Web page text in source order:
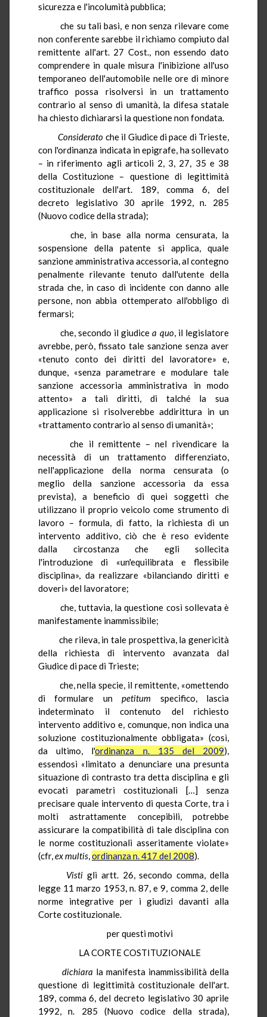
sicurezza e l'incolumità pubblica;
che su tali basi, e non senza rilevare come
non conferente sarebbe il richiamo compiuto dal
remittente all'art. 27 Cost., non essendo dato
comprendere in quale misura l'inibizione all'uso
temporaneo dell'automobile nelle ore di minore
traffico possa risolversi in un trattamento
contrario al senso di umanità, la difesa statale
ha chiesto dichiararsi la questione non fondata.
Considerato che il Giudice di pace di Trieste,
con l'ordinanza indicata in epigrafe, ha sollevato
– in riferimento agli articoli 2, 3, 27, 35 e 38
della Costituzione – questione di legittimità
costituzionale dell'art. 189, comma 6, del
decreto legislativo 30 aprile 1992, n. 285
(Nuovo codice della strada);
che, in base alla norma censurata, la
sospensione della patente si applica, quale
sanzione amministrativa accessoria, al contegno
penalmente rilevante tenuto dall'utente della
strada che, in caso di incidente con danno alle
persone, non abbia ottemperato all'obbligo di
fermarsi;
che, secondo il giudicea quo, il legislatore
avrebbe, però, fissato tale sanzione senza aver
«tenuto conto dei diritti del lavoratore» e,
dunque, «senza parametrare e modulare tale
sanzione accessoria amministrativa in modo
attento» a tali diritti, di talché la sua
applicazione si risolverebbe addirittura in un
«trattamento contrario al senso di umanità»;
che il remittente – nel rivendicare la
necessità di un trattamento differenziato,
nell'applicazione della norma censurata (o
meglio della sanzione accessoria da essa
prevista), a beneficio di quei soggetti che
utilizzano il proprio veicolo come strumento di
lavoro – formula, di fatto, la richiesta di un
intervento additivo, ciò che è reso evidente
dalla circostanza che egli sollecita
l'introduzione di «un'equilibrata e flessibile
disciplina», da realizzare «bilanciando diritti e
doveri» del lavoratore;
che, tuttavia, la questione così sollevata è
manifestamente inammissibile;
che rileva, in tale prospettiva, la genericità
della richiesta di intervento avanzata dal
Giudice di pace di Trieste;
che, nella specie, il remittente, «omettendo
di formulare unpetitum specifico, lascia
indeterminato il contenuto del richiesto
intervento additivo e, comunque, non indica una
soluzione costituzionalmente obbligata» (così,
da ultimo, l'ordinanza n. 135 del 2009),
essendosi «limitato a denunciare una presunta
situazione di contrasto tra detta disciplina e gli
evocati parametri costituzionali […] senza
precisare quale intervento di questa Corte, tra i
molti astrattamente concepibili, potrebbe
assicurare la compatibilità di tale disciplina con
le norme costituzionali asseritamente violate»
(cfr,ex multis,ordinanza n. 417 del 2008).
Visti gli artt. 26, secondo comma, della
legge 11 marzo 1953, n. 87, e 9, comma 2, delle
norme integrative per i giudizi davanti alla
Corte costituzionale.
per questi motivi
LA CORTE COSTITUZIONALE
dichiara la manifesta inammissibilità della
questione di legittimità costituzionale dell'art.
189, comma 6, del decreto legislativo 30 aprile
1992, n. 285 (Nuovo codice della strada),